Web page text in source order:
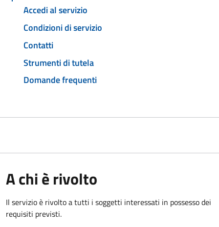
Accedi al servizio
Condizioni di servizio
Contatti
Strumenti di tutela
Domande frequenti
A chi è rivolto
Il servizio è rivolto a tutti i soggetti interessati in possesso dei
requisiti previsti.